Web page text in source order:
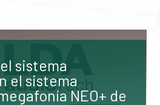
sistema
el sistema
NEO+ de